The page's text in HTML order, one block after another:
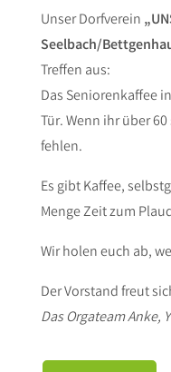
Unser Dorfverein
Seelbach/
Treffen aus:
Das Seniorenkaffee
Tür. Wenn ihr über
fehlen.
Es gibt Kaffee,
Menge Zeit zum
Wir holen euch ab,
Der Vorstand freut
Das Orgateam Anke,